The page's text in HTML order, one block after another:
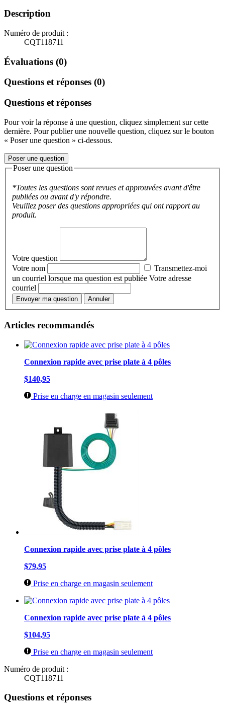
Description
Numéro de produit :
CQT118711
Évaluations (0)
Questions et réponses (0)
Questions et réponses
Pour voir la réponse à une question, cliquez simplement sur cette
dernière. Pour publier une nouvelle question, cliquez sur le bouton
« Poser une question » ci-dessous.
Poser une question
Poser une question
*Toutes les questions sont revues et approuvées avant d'être
publiées ou avant d'y répondre.
Veuillez poser des questions appropriées qui ont rapport au
produit.
Votre question
Votre nom
Transmettez-moi
un courriel lorsque ma question est publiée Votre adresse
courriel
Envoyer ma question Annuler
Articles recommandés
Connexion rapide avec prise plate à 4 pôles
$140,95
Prise en charge en magasin seulement
Connexion rapide avec prise plate à 4 pôles
$79,95
Prise en charge en magasin seulement
Connexion rapide avec prise plate à 4 pôles
$104,95
Prise en charge en magasin seulement
Numéro de produit :
CQT118711
Questions et réponses